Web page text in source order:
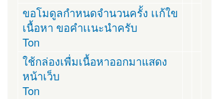
ขอโมดูลกำหนดจำนวนครั้ง เเก้ใข
เนื้อหา ขอคำเเนะนำครับ
Ton
ใช้กล่องเพื่มเนื้อหาออกมาแสดง
หน้าเว็บ
Ton